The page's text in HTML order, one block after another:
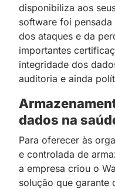
disponibiliza aos
software foi
dos ataques e da
importantes
integridade dos
auditoria e ainda
dados na
Para oferecer às
e controlada de
a empresa criou o
solução que garante